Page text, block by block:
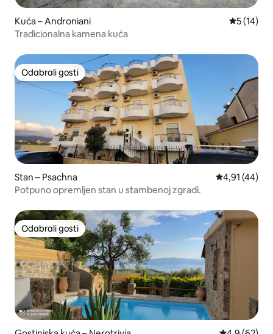
Kuća – Androniani Prosječna
5 (14)
Tradicionalna kamena kuća
Odabrali gosti
Odabrali gosti
Stan – Psachna Prosječna
4,91 (44)
Potpuno opremljen stan u stambenoj zgradi.
Odabrali gosti
Odabrali gosti